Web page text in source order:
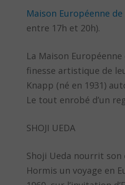
Maison Européenne
entre 17h et 20h).
La Maison
finesse artistique de
Knapp (né en 1931)
Le tout enrobé d’un
SHOJI UEDA
Shoji Ueda nourrit son
Hormis un voyage en